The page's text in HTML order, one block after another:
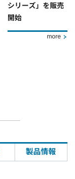
シリーズ」を販売
開始
more
製品情報